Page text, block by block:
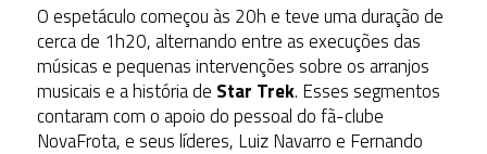
O espetáculo começou às 20h e teve uma duração de
cerca de 1h20, alternando entre as execuções das
músicas e pequenas intervenções sobre os arranjos
musicais e a história de Star Trek. Esses segmentos
contaram com o apoio do pessoal do fã-clube
NovaFrota, e seus líderes, Luiz Navarro e Fernando